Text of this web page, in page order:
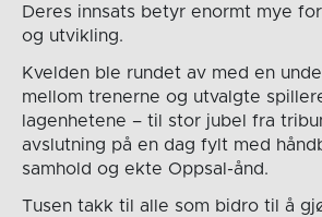
Deres innsats betyr enormt mye
og utvikling.
Kvelden ble rundet av med en
mellom trenerne og utvalgte
lagenhetene – til stor jubel fra
avslutning på en dag fylt med
samhold og ekte Oppsal-ånd.
Tusen takk til alle som bidro til å